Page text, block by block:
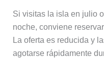
Si visitas la isla en julio
noche, conviene
La oferta es reducida y
agotarse rápidamente